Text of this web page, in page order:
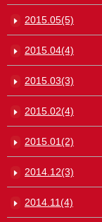
2015.05(5)
2015.04(4)
2015.03(3)
2015.02(4)
2015.01(2)
2014.12(3)
2014.11(4)